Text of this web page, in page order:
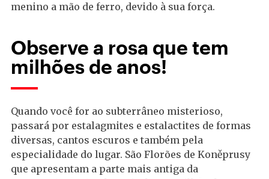
menino a mão de ferro, devido à sua força.
Observe a rosa que tem
milhões de anos!
Quando você for ao subterrâneo misterioso,
passará por estalagmites e estalactites de formas
diversas, cantos escuros e também pela
especialidade do lugar. São Florões de Koněprusy
que apresentam a parte mais antiga da